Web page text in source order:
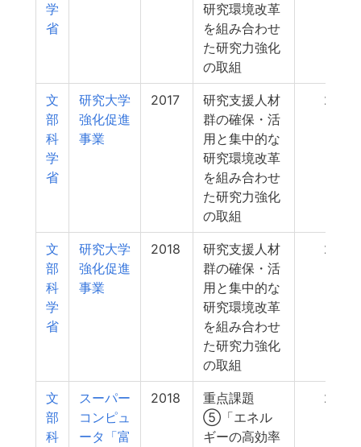
学
省
研究環境改革
を組み合わせ
た研究力強化
の取組
文
部
科
学
省
研究大学
強化促進
事業
2017
研究支援人材
群の確保・活
用と集中的な
研究環境改革
を組み合わせ
た研究力強化
の取組
290
文
部
科
学
省
研究大学
強化促進
事業
2018
研究支援人材
群の確保・活
用と集中的な
研究環境改革
を組み合わせ
た研究力強化
の取組
283
文
部
科
スーパー
コンピュ
ータ「富
2018
重点課題
⑤「エネル
ギーの高効率
250